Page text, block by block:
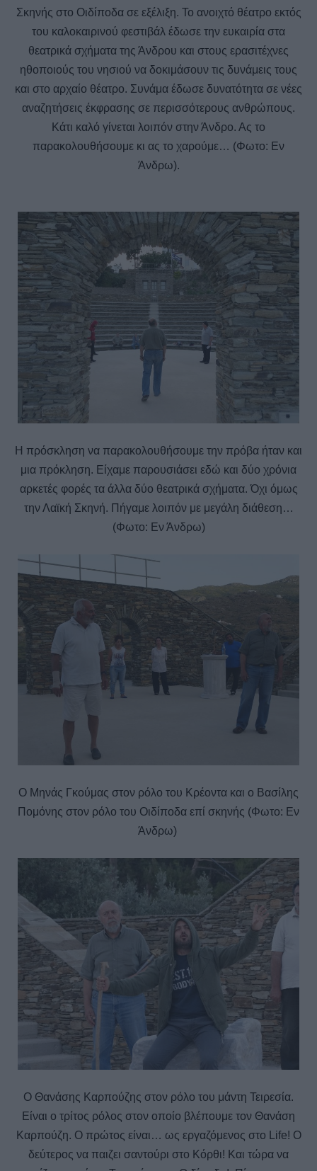
Σκηνής στο Οιδίποδα σε εξέλιξη. Το ανοιχτό θέατρο εκτός
του καλοκαιρινού φεστιβάλ έδωσε την ευκαιρία στα
θεατρικά σχήματα της Άνδρου και στους ερασιτέχνες
ηθοποιούς του νησιού να δοκιμάσουν τις δυνάμεις τους
και στο αρχαίο θέατρο. Συνάμα έδωσε δυνατότητα σε νέες
αναζητήσεις έκφρασης σε περισσότερους ανθρώπους.
Κάτι καλό γίνεται λοιπόν στην Άνδρο. Ας το
παρακολουθήσουμε κι ας το χαρούμε… (Φωτο: Εν
Άνδρω).
Η πρόσκληση να παρακολουθήσουμε την πρόβα ήταν και
μια πρόκληση. Είχαμε παρουσιάσει εδώ και δύο χρόνια
αρκετές φορές τα άλλα δύο θεατρικά σχήματα. Όχι όμως
την Λαϊκή Σκηνή. Πήγαμε λοιπόν με μεγάλη διάθεση…
(Φωτο: Εν Άνδρω)
Ο Μηνάς Γκούμας στον ρόλο του Κρέοντα και ο Βασίλης
Πομόνης στον ρόλο του Οιδίποδα επί σκηνής (Φωτο: Εν
Άνδρω)
Ο Θανάσης Καρπούζης στον ρόλο του μάντη Τειρεσία.
Είναι ο τρίτος ρόλος στον οποίο βλέπουμε τον Θανάση
Καρπούζη. Ο πρώτος είναι… ως εργαζόμενος στο Life! Ο
δεύτερος να παιζει σαντούρι στο Κόρθι! Και τώρα να